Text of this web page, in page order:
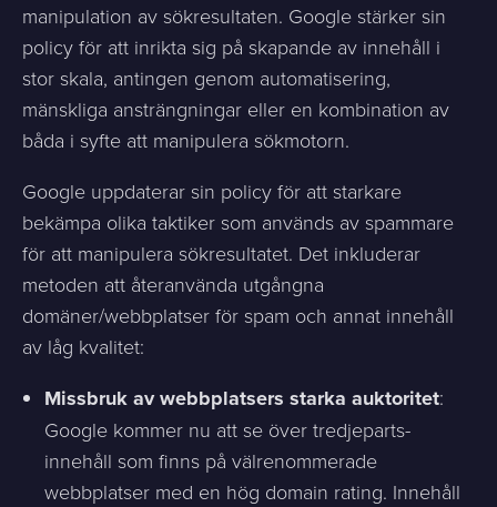
manipulation av sökresultaten. Google stärker sin
policy för att inrikta sig på skapande av innehåll i
stor skala, antingen genom automatisering,
mänskliga ansträngningar eller en kombination av
båda i syfte att manipulera sökmotorn.
Google uppdaterar sin policy för att starkare
bekämpa olika taktiker som används av spammare
för att manipulera sökresultatet. Det inkluderar
metoden att återanvända utgångna
domäner/webbplatser för spam och annat innehåll
av låg kvalitet:
Missbruk av webbplatsers starka auktoritet:
Google kommer nu att se över tredjeparts-
innehåll som finns på välrenommerade
webbplatser med en hög domain rating. Innehåll